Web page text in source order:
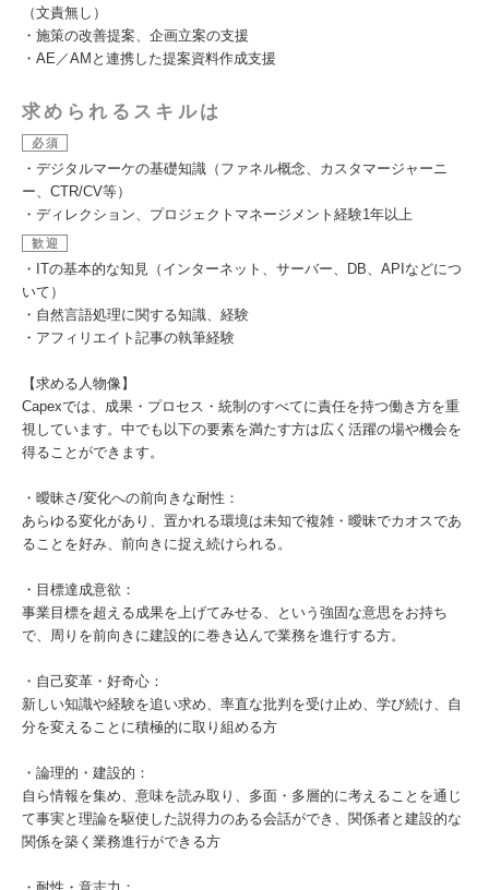
（文責無し）
・施策の改善提案、企画立案の支援
・AE／AMと連携した提案資料作成支援
求められるスキルは
必須
・デジタルマーケの基礎知識（ファネル概念、カスタマージャーニ
ー、CTR/CV等）
・ディレクション、プロジェクトマネージメント経験1年以上
歓迎
・ITの基本的な知見（インターネット、サーバー、DB、APIなどにつ
いて）
・自然言語処理に関する知識、経験
・アフィリエイト記事の執筆経験
【求める人物像】
Capexでは、成果・プロセス・統制のすべてに責任を持つ働き方を重
視しています。中でも以下の要素を満たす方は広く活躍の場や機会を
得ることができます。
・曖昧さ/変化への前向きな耐性：
あらゆる変化があり、置かれる環境は未知で複雑・曖昧でカオスであ
ることを好み、前向きに捉え続けられる。
・目標達成意欲：
事業目標を超える成果を上げてみせる、という強固な意思をお持ち
で、周りを前向きに建設的に巻き込んで業務を進行する方。
・自己変革・好奇心：
新しい知識や経験を追い求め、率直な批判を受け止め、学び続け、自
分を変えることに積極的に取り組める方
・論理的・建設的：
自ら情報を集め、意味を読み取り、多面・多層的に考えることを通じ
て事実と理論を駆使した説得力のある会話ができ、関係者と建設的な
関係を築く業務進行ができる方